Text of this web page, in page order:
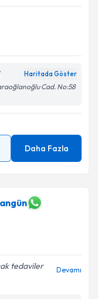
belirtilen
Haritada Göster
Cad. No:58
Daha Fazla
tedaviler
Devamı